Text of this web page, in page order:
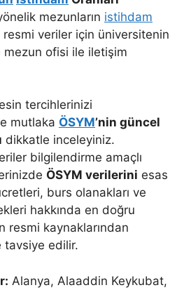
mezunların istihdam
resmi veriler için üniversitenin
mezun ofisi ile iletişim
tercihlerinizi
mutlaka ÖSYM’nin güncel
dikkatle inceleyiniz.
bilgilendirme amaçlı
ÖSYM verilerini esas
burs olanakları ve
hakkında en doğru
resmi kaynaklarından
tavsiye edilir.
Alanya, Alaaddin Keykubat,